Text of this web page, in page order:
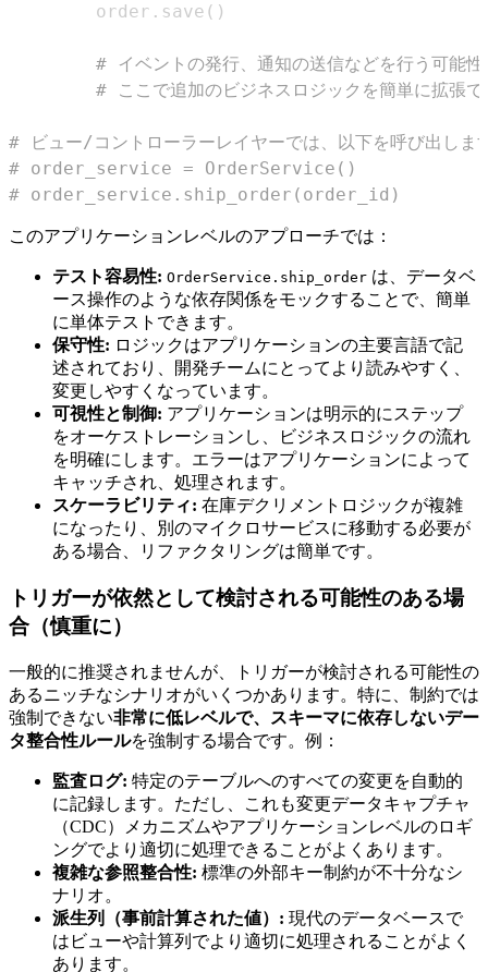
        order
. save ( )
# イベントの発行、通知の送信などを行う可能性
# ここで追加のビジネスロジックを簡単に拡張で
# ビュー/コントローラーレイヤーでは、以下を呼び出しま
# order_service = OrderService()
# order_service.ship_order(order_id)
このアプリケーションレベルのアプローチでは：
テスト容易性: OrderService.ship_order は、データベ
ース操作のような依存関係をモックすることで、簡単
に単体テストできます。
保守性: ロジックはアプリケーションの主要言語で記
述されており、開発チームにとってより読みやすく、
変更しやすくなっています。
可視性と制御: アプリケーションは明示的にステップ
をオーケストレーションし、ビジネスロジックの流れ
を明確にします。エラーはアプリケーションによって
キャッチされ、処理されます。
スケーラビリティ: 在庫デクリメントロジックが複雑
になったり、別のマイクロサービスに移動する必要が
ある場合、リファクタリングは簡単です。
トリガーが依然として検討される可能性のある場
合（慎重に）
一般的に推奨されませんが、トリガーが検討される可能性の
あるニッチなシナリオがいくつかあります。特に、制約では
強制できない非常に低レベルで、スキーマに依存しないデー
タ整合性ルールを強制する場合です。例：
監査ログ: 特定のテーブルへのすべての変更を自動的
に記録します。ただし、これも変更データキャプチャ
（CDC）メカニズムやアプリケーションレベルのロギ
ングでより適切に処理できることがよくあります。
複雑な参照整合性: 標準の外部キー制約が不十分なシ
ナリオ。
派生列（事前計算された値）: 現代のデータベースで
はビューや計算列でより適切に処理されることがよく
あります。